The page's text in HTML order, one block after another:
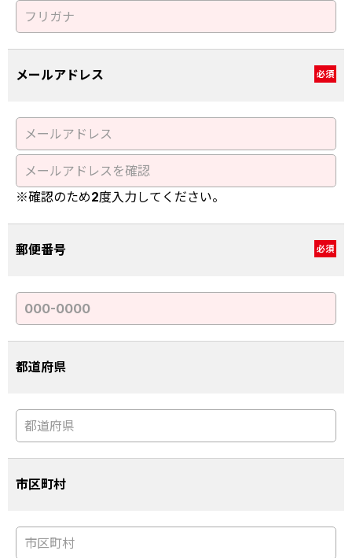
メールアドレス 必須
※確認のため2度入力してください。
郵便番号 必須
都道府県
市区町村